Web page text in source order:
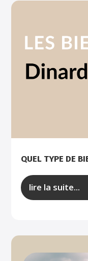
QUEL TYPE DE
lire la suite...